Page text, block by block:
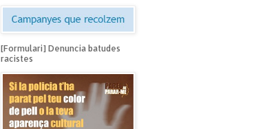
[Formulari] Denuncia batudes
racistes